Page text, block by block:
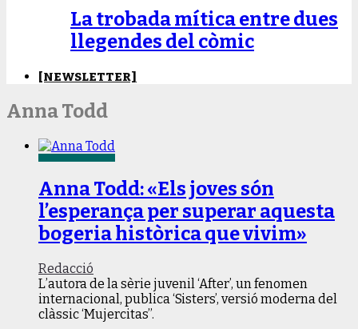
La trobada mítica entre dues
llegendes del còmic
[NEWSLETTER]
Anna Todd
Anna Todd: «Els joves són
l’esperança per superar aquesta
bogeria històrica que vivim»
Redacció
L’autora de la sèrie juvenil ‘After’, un fenomen
internacional, publica ‘Sisters’, versió moderna del
clàssic ‘Mujercitas’’.